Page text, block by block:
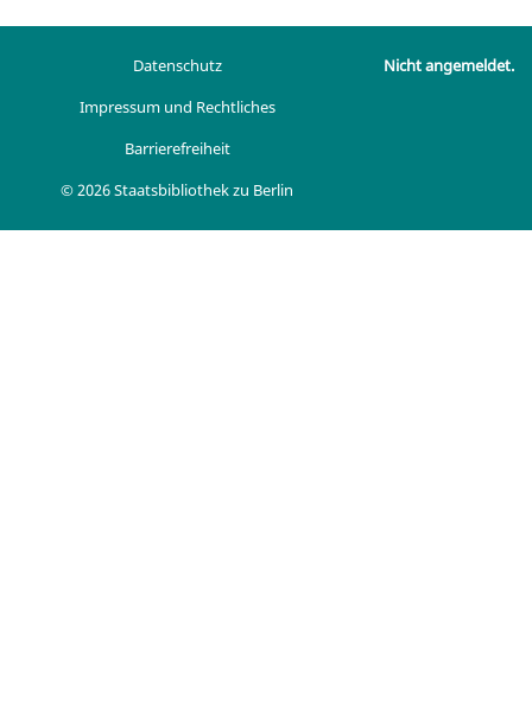
Datenschutz
Impressum und Rechtliches
Barrierefreiheit
© 2026 Staatsbibliothek zu Berlin
Nicht angemeldet.